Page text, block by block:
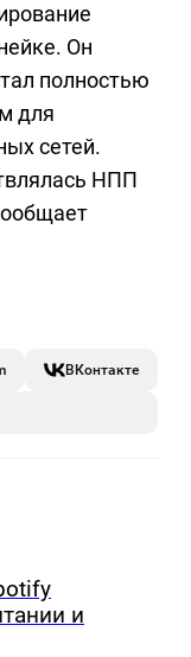
Он
полностью
для
сетей.
НПП
ВКонтакте
и